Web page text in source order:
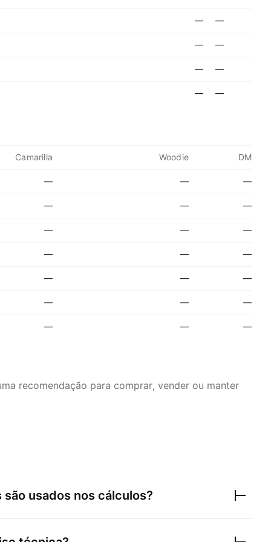
— —
— —
— —
— —
Camarilla Woodie DM
— — —
— — —
— — —
— — —
— — —
— — —
— — —
recomendação para comprar, vender ou manter
usados nos cálculos?